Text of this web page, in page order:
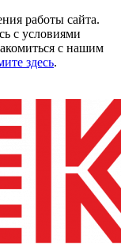
работы сайта.
с условиями
с нашим
здесь.